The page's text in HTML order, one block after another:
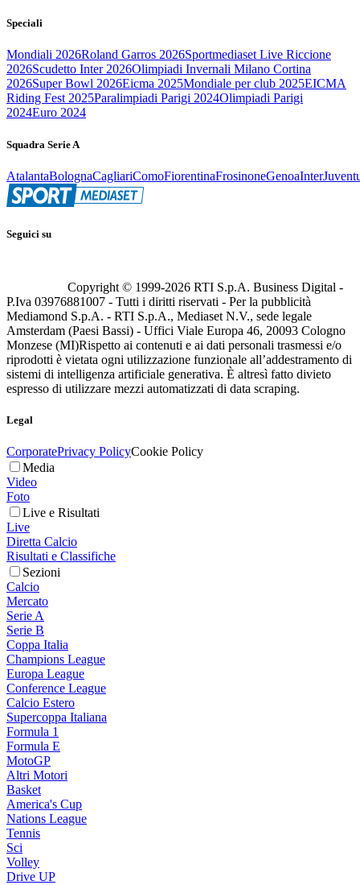
Speciali
Mondiali 2026Roland Garros 2026Sportmediaset Live Riccione
2026Scudetto Inter 2026Olimpiadi Invernali Milano Cortina
2026Super Bowl 2026Eicma 2025Mondiale per club 2025EICMA
Riding Fest 2025Paralimpiadi Parigi 2024Olimpiadi Parigi
2024Euro 2024
Squadra Serie A
AtalantaBolognaCagliariComoFiorentinaFrosinoneGenoaInter
Seguici su
Copyright © 1999-2026 RTI S.p.A. Business Digital -
P.Iva 03976881007 - Tutti i diritti riservati - Per la pubblicità
Mediamond S.p.A. - RTI S.p.A., Mediaset N.V., sede legale
Amsterdam (Paesi Bassi) - Uffici Viale Europa 46, 20093 Cologno
Monzese (MI)Rispetto ai contenuti e ai dati personali trasmessi e/o
riprodotti è vietata ogni utilizzazione funzionale all’addestramento di
sistemi di intelligenza artificiale generativa. È altresì fatto divieto
espresso di utilizzare mezzi automatizzati di data scraping.
Legal
CorporatePrivacy PolicyCookie Policy
Media
Video
Foto
Live e Risultati
Live
Diretta Calcio
Risultati e Classifiche
Sezioni
Calcio
Mercato
Serie A
Serie B
Coppa Italia
Champions League
Europa League
Conference League
Calcio Estero
Supercoppa Italiana
Formula 1
Formula E
MotoGP
Altri Motori
Basket
America's Cup
Nations League
Tennis
Sci
Volley
Drive UP